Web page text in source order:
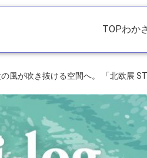
TOPわか
風が吹き抜ける空間へ。 「北欧展